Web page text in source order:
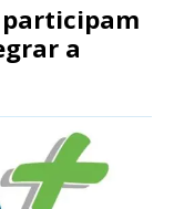
participam
a